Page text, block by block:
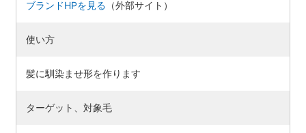
ブランドHPを見る （外部サイト）
使い方
髪に馴染ませ形を作ります
ターゲット、対象毛